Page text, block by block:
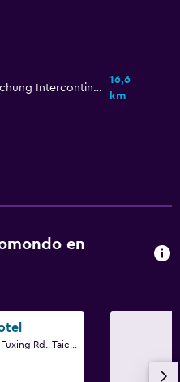
Taichung Intercontinental Baseball Stadium
16,6
km
en